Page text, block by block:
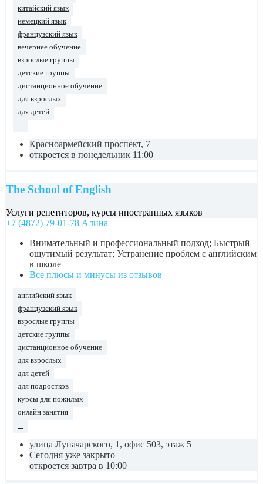
китайский язык
немецкий язык
французский язык
вечернее обучение
взрослые группы
детские группы
дистанционное обучение
для взрослых
для детей
...
Красноармейский проспект, 7
откроется в понедельник 11:00
The School of English
Услуги репетиторов, курсы иностранных языков
+7 (4872) 79-01-78 Алина
Внимательный и профессиональный подход; Быстрый
ощутимый результат; Устранение проблем с английским
в школе
Все плюсы и минусы из отзывов
английский язык
французский язык
взрослые группы
детские группы
дистанционное обучение
для взрослых
для детей
для подростков
курсы для пожилых
онлайн занятия
...
улица Луначарского, 1, офис 503, этаж 5
Сегодня уже закрыто
откроется завтра в 10:00